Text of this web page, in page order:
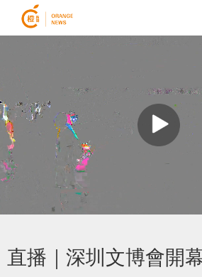
直播｜深圳文博會開